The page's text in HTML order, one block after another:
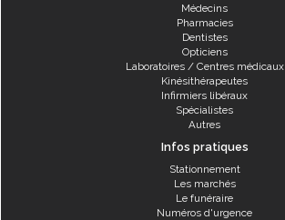
Médecins
Pharmacies
Dentistes
Opticiens
Laboratoires / Centres médicaux
Kinésithérapeutes
Infirmiers libéraux
Spécialistes
Autres
Infos pratiques
Stationnement
Les marchés
Le funéraire
Numéros d'urgence